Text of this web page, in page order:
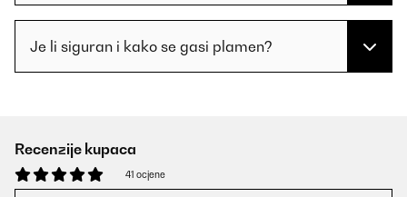
Je li siguran i kako se gasi plamen?
Recenzije kupaca
41 ocjene